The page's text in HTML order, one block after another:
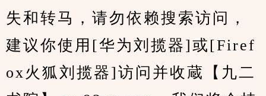
失和转马，请勿依赖搜索访问，
建议你使用[华为刘揽器]或[Firef
ox火狐刘揽器]访问并收蔵【九二